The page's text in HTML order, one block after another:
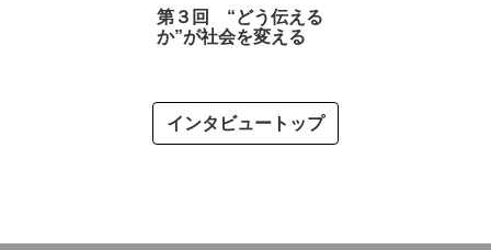
第３回 “どう伝える
か”が社会を変える
インタビュートップ